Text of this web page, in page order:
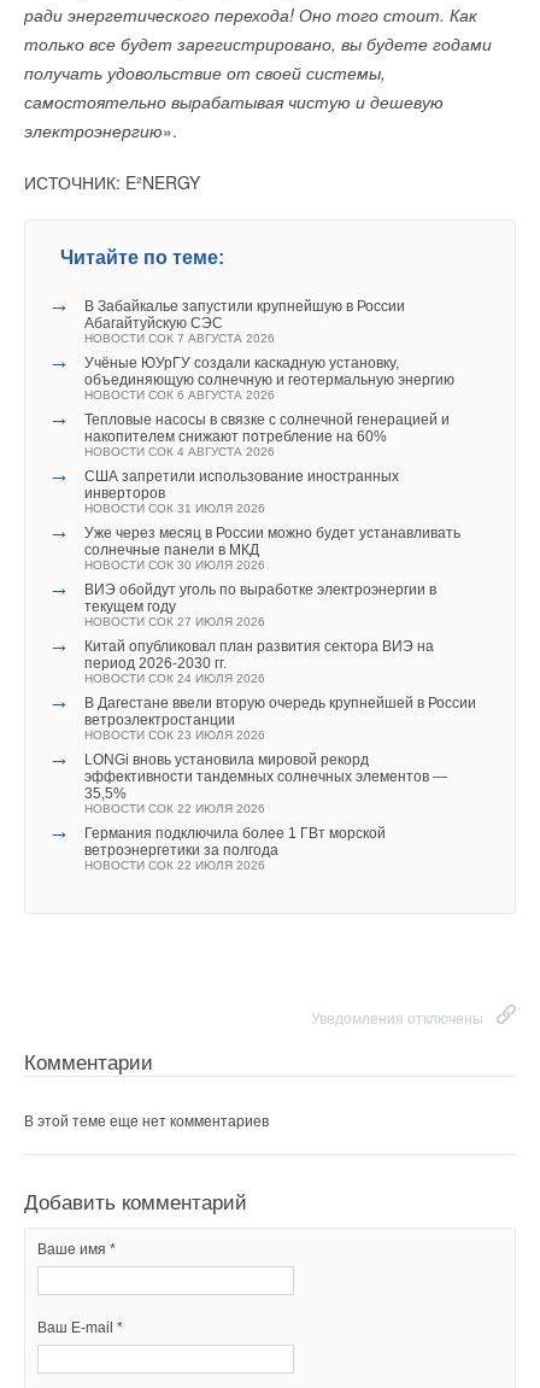
ради энергетического перехода! Оно того стоит. Как
только все будет зарегистрировано, вы будете годами
получать удовольствие от своей системы,
самостоятельно вырабатывая чистую и дешевую
электроэнергию».
ИСТОЧНИК: E²NERGY
Читайте по теме:
→
В Забайкалье запустили крупнейшую в России
Абагайтуйскую СЭС
НОВОСТИ СОК 7 АВГУСТА 2026
→
Учёные ЮУрГУ создали каскадную установку,
объединяющую солнечную и геотермальную энергию
НОВОСТИ СОК 6 АВГУСТА 2026
→
Тепловые насосы в связке с солнечной генерацией и
накопителем снижают потребление на 60%
НОВОСТИ СОК 4 АВГУСТА 2026
→
США запретили использование иностранных
инверторов
НОВОСТИ СОК 31 ИЮЛЯ 2026
→
Уже через месяц в России можно будет устанавливать
солнечные панели в МКД
НОВОСТИ СОК 30 ИЮЛЯ 2026
→
ВИЭ обойдут уголь по выработке электроэнергии в
текущем году
НОВОСТИ СОК 27 ИЮЛЯ 2026
→
Китай опубликовал план развития сектора ВИЭ на
период 2026-2030 гг.
НОВОСТИ СОК 24 ИЮЛЯ 2026
→
В Дагестане ввели вторую очередь крупнейшей в России
ветроэлектростанции
НОВОСТИ СОК 23 ИЮЛЯ 2026
→
LONGi вновь установила мировой рекорд
эффективности тандемных солнечных элементов —
35,5%
НОВОСТИ СОК 22 ИЮЛЯ 2026
→
Германия подключила более 1 ГВт морской
ветроэнергетики за полгода
НОВОСТИ СОК 22 ИЮЛЯ 2026
Уведомления отключены
Комментарии
В этой теме еще нет комментариев
Добавить комментарий
Ваше имя *
Ваш E-mail *